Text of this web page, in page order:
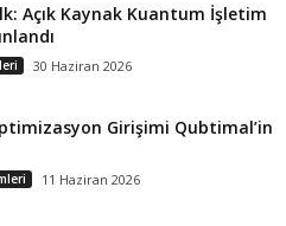
Açık Kaynak Kuantum İşletim
30 Haziran 2026
Girişimi Qubtimal’in
11 Haziran 2026